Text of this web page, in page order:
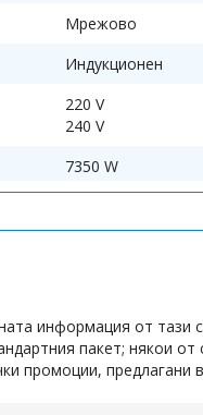
филтър
въздухът
Мрежово
Индукционен
220 V
240 V
7350 W
Стъкло
Часовник
информация от
пакет; някои
промоции, предлагани